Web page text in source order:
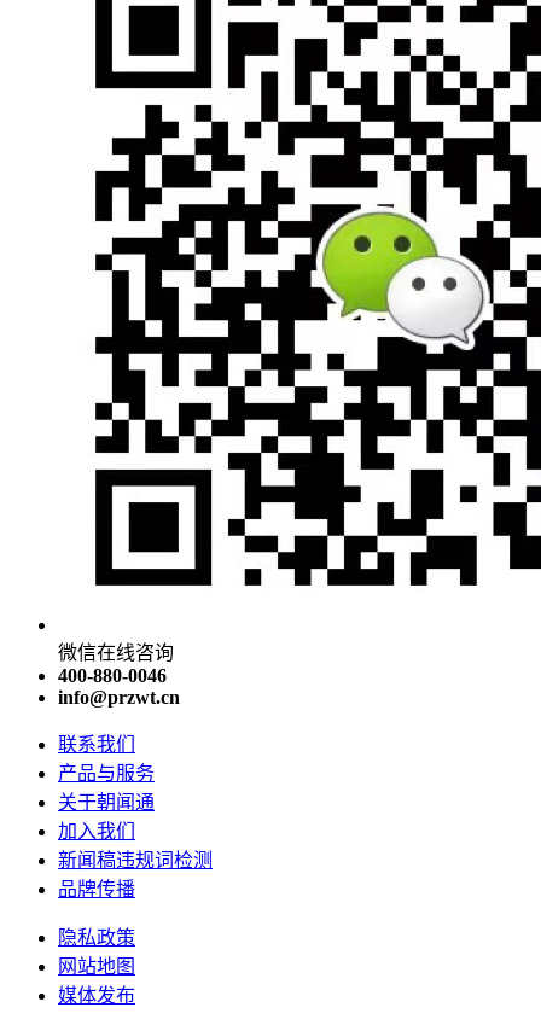
微信在线咨询
400-880-0046
info@przwt.cn
联系我们
产品与服务
关于朝闻通
加入我们
新闻稿违规词检测
品牌传播
隐私政策
网站地图
媒体发布